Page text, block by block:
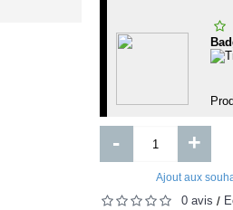
- +
Ajout aux
0 avis /